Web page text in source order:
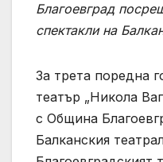
Благоевград
спектакли на
За трета поредна
театър „Никола
с Община
Балканския